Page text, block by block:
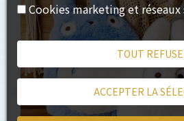
Cookies marketing et réseaux
TOUT
ACCEPTER LA